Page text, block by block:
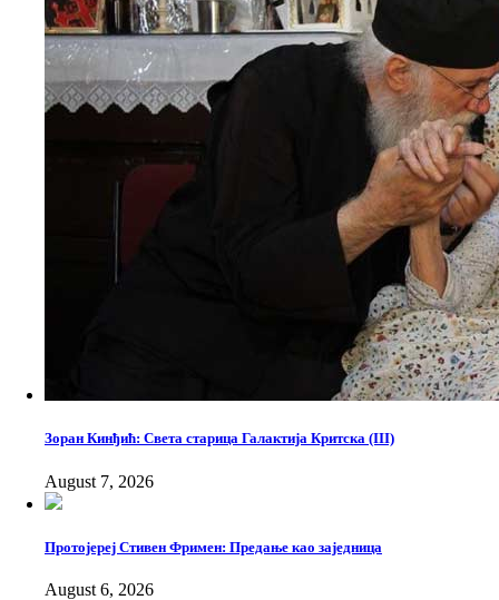
Зоран Кинђић: Света старица Галактија Критска (III)
August 7, 2026
Протојереј Стивен Фримен: Предање као заједница
August 6, 2026